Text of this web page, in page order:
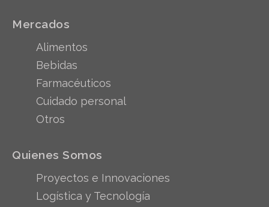
Mercados
Alimentos
Bebidas
Farmacéuticos
Cuidado personal
Otros
Quienes Somos
Proyectos e Innovaciones
Logística y Tecnología